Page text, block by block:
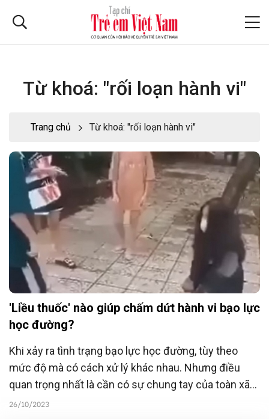
Từ khoá: "rối loạn hành vi"
Trang chủ Từ khoá: "rối loạn hành vi"
'Liều thuốc' nào giúp chấm dứt hành vi bạo lực
học đường?
Khi xảy ra tình trạng bạo lực học đường, tùy theo
mức độ mà có cách xử lý khác nhau. Nhưng điều
quan trọng nhất là cần có sự chung tay của toàn xã
hội, nhất là sự đồng hành, sự bám sát của giáo viên,
26/10/2023